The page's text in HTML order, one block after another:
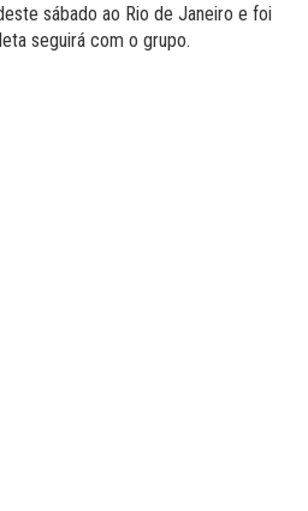
sábado ao Rio de Janeiro e foi
seguirá com o grupo.